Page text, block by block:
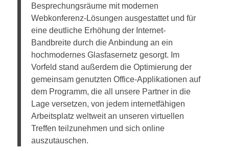
Besprechungsräume mit modernen
Webkonferenz-Lösungen ausgestattet und für
eine deutliche Erhöhung der Internet-
Bandbreite durch die Anbindung an ein
hochmodernes Glasfasernetz gesorgt. Im
Vorfeld stand außerdem die Optimierung der
gemeinsam genutzten Office-Applikationen auf
dem Programm, die all unsere Partner in die
Lage versetzen, von jedem internetfähigen
Arbeitsplatz weltweit an unseren virtuellen
Treffen teilzunehmen und sich online
auszutauschen.